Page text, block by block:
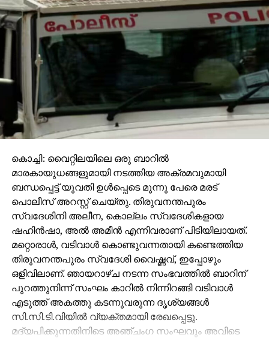
കൊച്ചി: വൈറ്റിലയിലെ ഒരു ബാറില്‍
മാരകായുധങ്ങളുമായി നടത്തിയ അക്രമവുമായി
ബന്ധപ്പെട്ട് യുവതി ഉള്‍പ്പെടെ മൂന്നു പേരെ മരട്
പൊലീസ് അറസ്റ്റ് ചെയ്തു. തിരുവനന്തപുരം
സ്വദേശിനി അലീന, കൊല്ലം സ്വദേശികളായ
ഷഹിന്‍ഷാ, അല്‍ അമീന്‍ എന്നിവരാണ് പിടിയിലായത്.
മറ്റൊരാള്‍, വടിവാള്‍ കൊണ്ടുവന്നതായി കണ്ടെത്തിയ
തിരുവനന്തപുരം സ്വദേശി വൈഷ്ണവ്, ഇപ്പോഴും
ഒളിവിലാണ്. ഞായറാഴ്ച നടന്ന സംഭവത്തില്‍ ബാറിന്
പുറത്തുനിന്ന് സംഘം കാറില്‍ നിന്നിറങ്ങി വടിവാള്‍
എടുത്ത് അകത്തു കടന്നുവരുന്ന ദൃശ്യങ്ങള്‍
സി.സി.ടി.വിയില്‍ വ്യക്തമായി രേഖപ്പെട്ടു.
മദ്യപിക്കുന്നതിനിടെ അഞ്ചംഗ സംഘവും അവിടെ